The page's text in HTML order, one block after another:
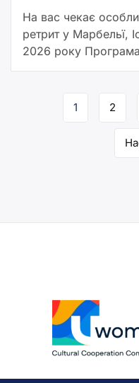
На вас чекає
ретрит у Марбельї,
2026 року
займається
майстрів та […]
Навігація
1 2